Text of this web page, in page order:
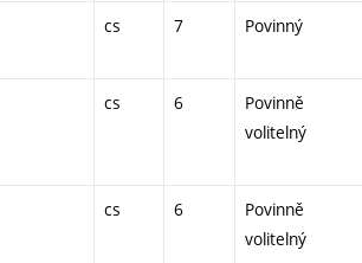
cs 7 Povinný
cs 6
Povinně
volitelný
cs 6
Povinně
volitelný